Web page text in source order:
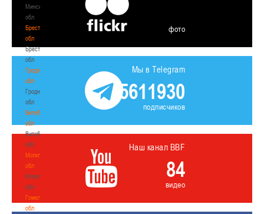
Минская
обл
Брестская
обл
Брестская
обл
Гродненская
обл
Гродненская
обл
Витебская
обл
Витебская
обл
Могилевская
обл
Могилевская
обл
Гомельская
обл
фото
Мы в Telegram
5611930
подписчиков
Наш канал BBF
84
видео